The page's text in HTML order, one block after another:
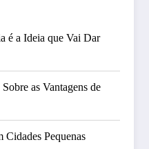
é a Ideia que Vai Dar
as Vantagens de
Pequenas